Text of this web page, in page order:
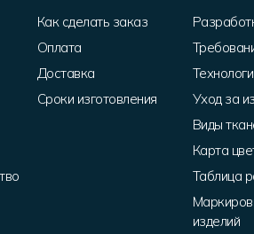
Как сделать заказ
Оплата
Доставка
Сроки изготовления
Уход за
Виды
Карта
Таблица
изделий